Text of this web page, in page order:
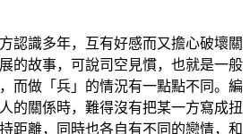
識多年，互有好感而又擔心破壞關
的故事，可說司空見慣，也就是一般
而做「兵」的情況有一點點不同。編
的關係時，難得沒有把某一方寫成扭
距離，同時也各自有不同的戀情，和